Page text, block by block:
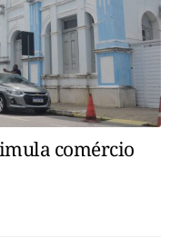
comércio